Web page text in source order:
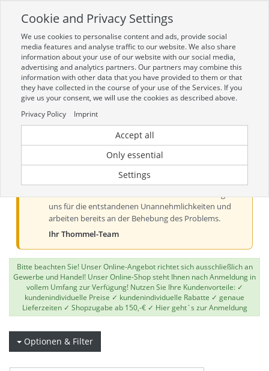
Zur mobilen Kompaktversion (Login erforderlich)
Toggle
navigation
Aktueller Hinweis zur Preis- und
Verfügbarkeitsanzeige
Liebe Kundinnen und Kunden, derzeit kann es bei der
Preis- und Verfügbarkeitsanzeige aus technischen
uns für die entstandenen Unannehmlichkeiten und
arbeiten bereits an der Behebung des Problems.
Ihr Thommel-Team
Bitte beachten Sie! Unser Online-Angebot richtet sich ausschließlich an
Gewerbe und Handel! Unser Online-Shop steht Ihnen nach Anmeldung in
vollem Umfang zur Verfügung! Nutzen Sie Ihre Kundenvorteile: ✓
kundenindividuelle Preise ✓ kundenindividuelle Rabatte ✓ genaue
Lieferzeiten ✓ Shopzugabe ab 150,-€ ✓ Hier geht`s zur Anmeldung
Optionen & Filter
Cookie and Privacy Settings
We use cookies to personalise content and ads, provide social
media features and analyse traffic to our website. We also share
information about your use of our website with our social media,
advertising and analytics partners. Our partners may combine this
information with other data that you have provided to them or that
they have collected in the course of your use of the Services. If you
give us your consent, we will use the cookies as described above.
Privacy Policy
Imprint
Accept all
Only essential
Settings